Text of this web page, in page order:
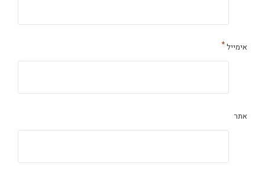
אימייל*
אתר